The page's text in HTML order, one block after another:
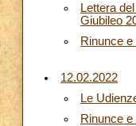
Lettera
Giubileo
Rinunce e
12.02.2022
Le
Rinunce e